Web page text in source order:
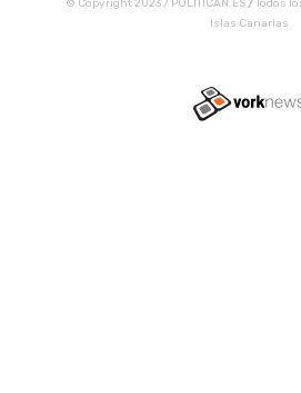
© Copyright 2023 / POLITICAN.ES /Todos
Islas Canarias